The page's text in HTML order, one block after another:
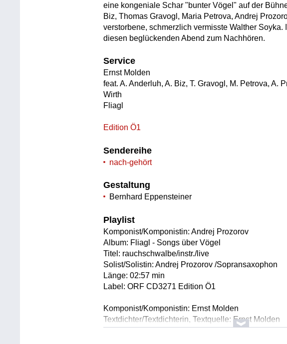
eine kongeniale Schar "bunter Vögel" auf der
Biz, Thomas Gravogl, Maria Petrova, Andrej
verstorbene, schmerzlich vermisste Walther Soyka.
diesen beglückenden Abend zum Nachhören.
Service
Ernst Molden
feat. A. Anderluh, A. Biz, T. Gravogl, M. Petrova, A.
Wirth
Fliagl
Edition Ö1
Sendereihe
nach-gehört
Gestaltung
Bernhard Eppensteiner
Playlist
Komponist/Komponistin: Andrej Prozorov
Album: Fliagl - Songs über Vögel
Titel: rauchschwalbe/instr./live
Solist/Solistin: Andrej Prozorov /Sopransaxophon
Länge: 02:57 min
Label: ORF CD3271 Edition Ö1
Komponist/Komponistin: Ernst Molden
Textdichter/Textdichterin, Textquelle: Ernst Molden
Album: Fliagl - Songs über Vögel